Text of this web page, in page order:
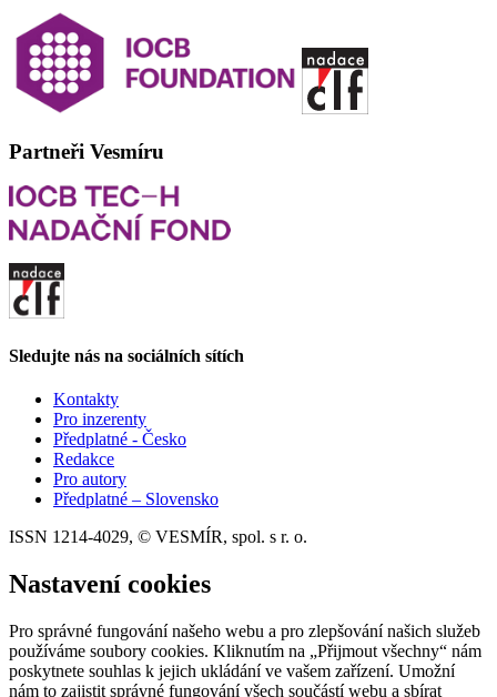
Partneři Vesmíru
Sledujte nás na sociálních sítích
Kontakty
Pro inzerenty
Předplatné - Česko
Redakce
Pro autory
Předplatné – Slovensko
ISSN 1214-4029, © VESMÍR, spol. s r. o.
Nastavení cookies
Pro správné fungování našeho webu a pro zlepšování našich služeb
používáme soubory cookies. Kliknutím na „Přijmout všechny“ nám
poskytnete souhlas k jejich ukládání ve vašem zařízení. Umožní
nám to zajistit správné fungování všech součástí webu a sbírat